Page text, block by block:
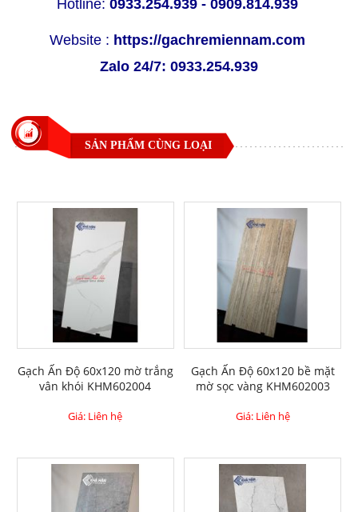
Hotline: 0933.254.939 - 0909.814.939
Website : https://gachremiennam.com
Zalo 24/7: 0933.254.939
SẢN PHẨM CÙNG LOẠI
Gạch Ấn Độ 60x120 mờ trắng
vân khói KHM602004
Giá: Liên hệ
Gạch Ấn Độ 60x120 bề mặt
mờ sọc vàng KHM602003
Giá: Liên hệ